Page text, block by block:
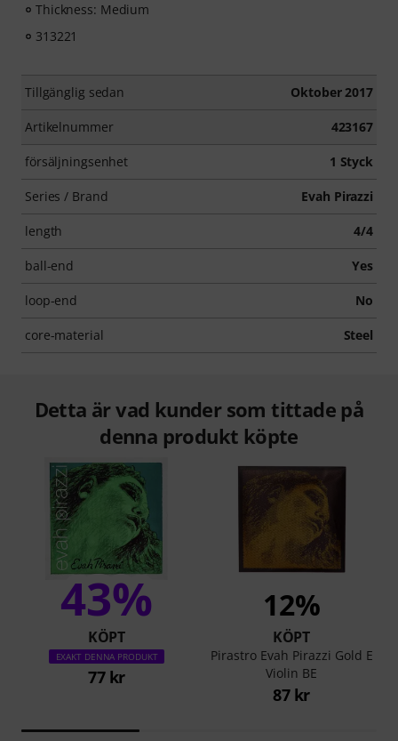
Thickness: Medium
313221
Tillgänglig sedan Oktober 2017
Artikelnummer 423167
försäljningsenhet 1 Styck
Series / Brand Evah Pirazzi
length 4/4
ball-end Yes
loop-end No
core-material Steel
Detta är vad kunder som tittade på
denna produkt köpte
43%
KÖPT
EXAKT DENNA PRODUKT
77 kr
12%
KÖPT
Pirastro Evah Pirazzi Gold E
Violin BE
87 kr